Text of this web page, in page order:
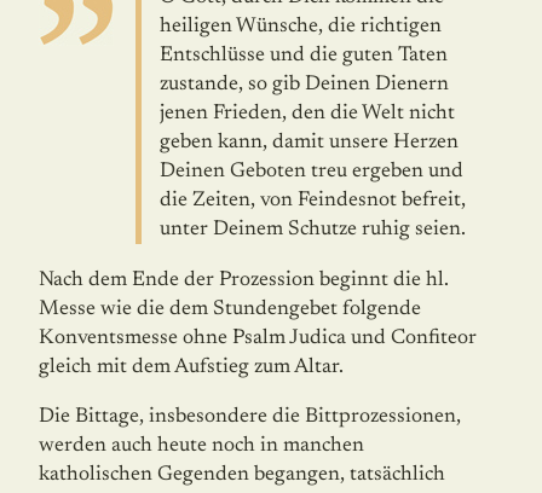
heiligen Wünsche, die richtigen
Entschlüsse und die guten Taten
zustande, so gib Deinen Dienern
jenen Frieden, den die Welt nicht
geben kann, damit unsere Herzen
Deinen Geboten treu ergeben und
die Zeiten, von Feindesnot befreit,
unter Deinem Schutze ruhig seien.
Nach dem Ende der Prozession beginnt die hl.
Messe wie die dem Stundengebet folgende
Konventsmesse ohne Psalm Judica und Confiteor
gleich mit dem Aufstieg zum Altar.
Die Bittage, insbesondere die Bittprozessionen,
werden auch heute noch in manchen
katholischen Gegenden begangen, tatsächlich